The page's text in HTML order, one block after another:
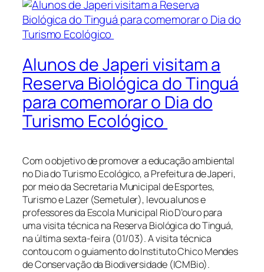
Alunos de Japeri visitam a
Reserva Biológica do Tinguá
para comemorar o Dia do
Turismo Ecológico
Com o objetivo de promover a educação ambiental
no Dia do Turismo Ecológico, a Prefeitura de Japeri,
por meio da Secretaria Municipal de Esportes,
Turismo e Lazer (Semetuler), levou alunos e
professores da Escola Municipal Rio D’ouro para
uma visita técnica na Reserva Biológica do Tinguá,
na última sexta-feira (01/03). A visita técnica
contou com o guiamento do Instituto Chico Mendes
de Conservação da Biodiversidade (ICMBio).